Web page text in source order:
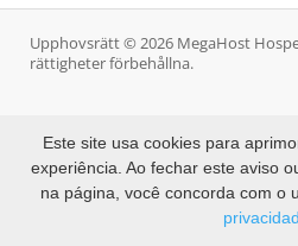
Upphovsrätt © 2026 MegaHost
rättigheter förbehållna.
Este site usa cookies para
experiência. Ao fechar este aviso
na página, você concorda com o